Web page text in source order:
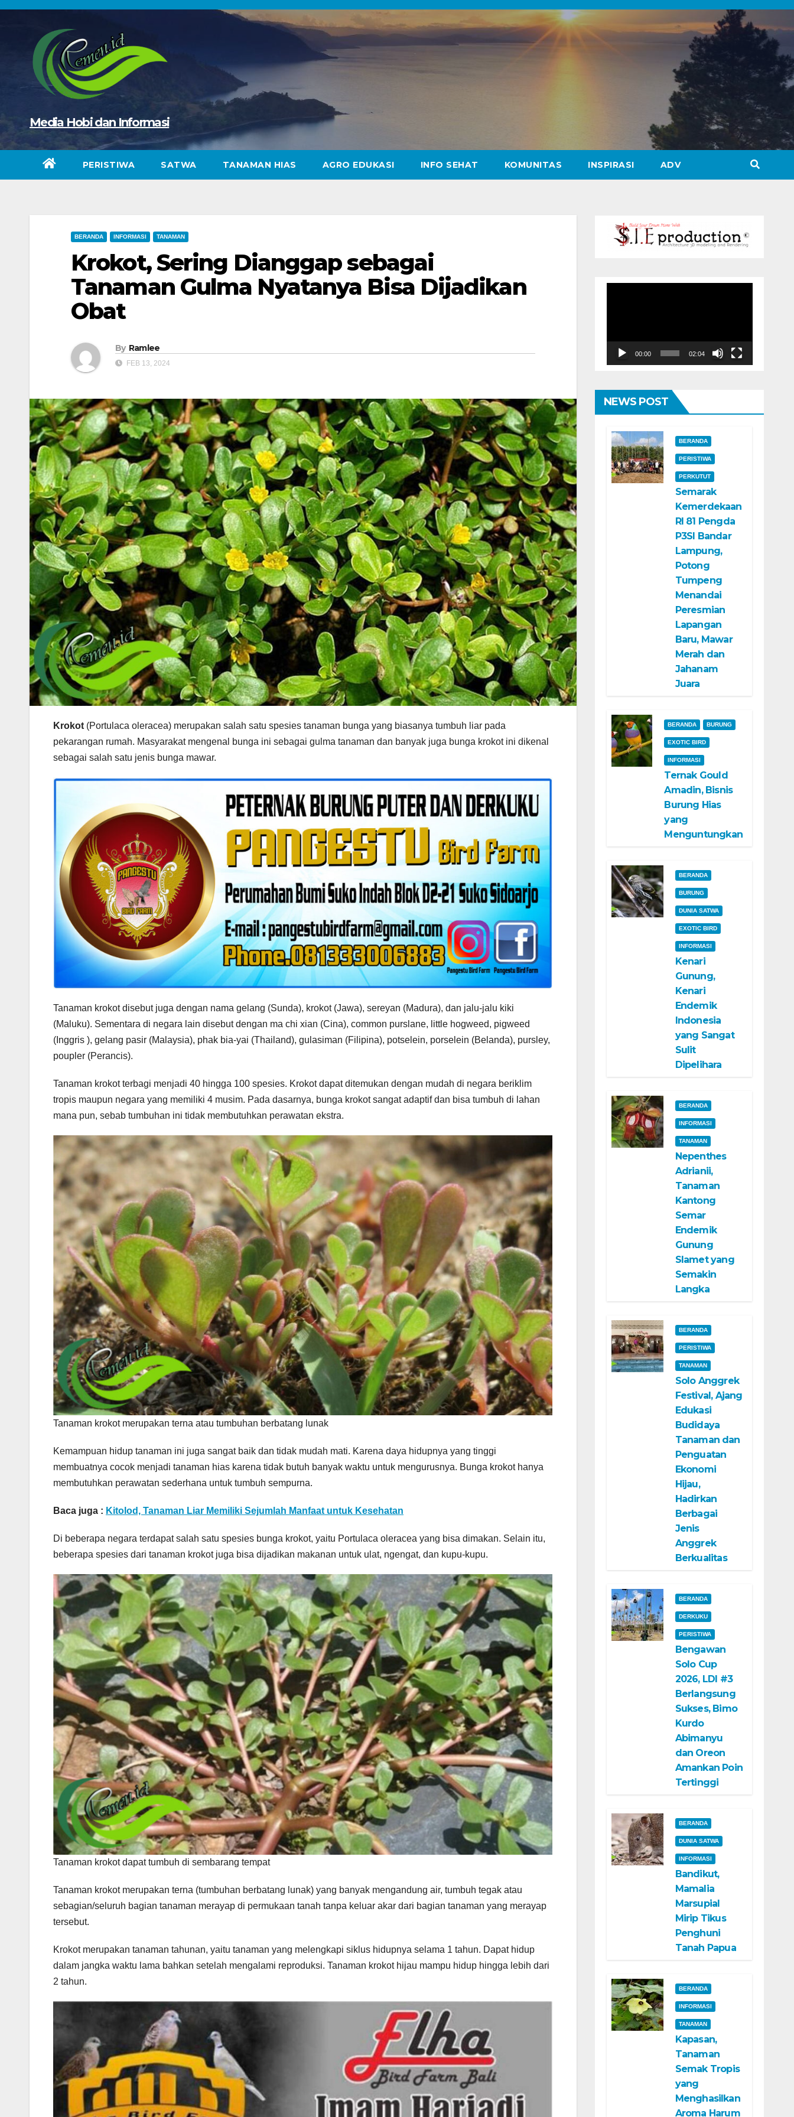
Skip
Media Hobi dan Informasi
PERISTIWA SATWA TANAMAN HIAS AGRO EDUKASI INFO SEHAT KOMUNITAS INSPIRASI ADV
BERANDA INFORMASI TANAMAN
Krokot, Sering Dianggap sebagai
Tanaman Gulma Nyatanya Bisa Dijadikan
Obat
By Ramlee
FEB 13, 2024
Krokot(Portulaca oleracea) merupakan salah satu spesies tanaman bunga yang biasanya tumbuh liar pada
pekarangan rumah. Masyarakat mengenal bunga ini sebagai gulma tanaman dan banyak juga bunga krokot ini dikenal
sebagai salah satu jenis bunga mawar.
Tanaman krokot disebut juga dengan nama gelang (Sunda), krokot (Jawa), sereyan (Madura), dan jalu-jalu kiki
(Maluku). Sementara di negara lain disebut dengan ma chi xian (Cina), common purslane, little hogweed, pigweed
(Inggris ), gelang pasir (Malaysia), phak bia-yai (Thailand), gulasiman (Filipina), potselein, porselein (Belanda), pursley,
poupler (Perancis).
Tanaman krokot terbagi menjadi 40 hingga 100 spesies. Krokot dapat ditemukan dengan mudah di negara beriklim
tropis maupun negara yang memiliki 4 musim. Pada dasarnya, bunga krokot sangat adaptif dan bisa tumbuh di lahan
mana pun, sebab tumbuhan ini tidak membutuhkan perawatan ekstra.
Tanaman krokot merupakan terna atau tumbuhan berbatang lunak
Kemampuan hidup tanaman ini juga sangat baik dan tidak mudah mati. Karena daya hidupnya yang tinggi
membuatnya cocok menjadi tanaman hias karena tidak butuh banyak waktu untuk mengurusnya. Bunga krokot hanya
membutuhkan perawatan sederhana untuk tumbuh sempurna.
Baca juga : Kitolod, Tanaman Liar Memiliki Sejumlah Manfaat untuk Kesehatan
Di beberapa negara terdapat salah satu spesies bunga krokot, yaitu Portulaca oleracea yang bisa dimakan. Selain itu,
beberapa spesies dari tanaman krokot juga bisa dijadikan makanan untuk ulat, ngengat, dan kupu-kupu.
Tanaman krokot dapat tumbuh di sembarang tempat
Tanaman krokot merupakan terna (tumbuhan berbatang lunak) yang banyak mengandung air, tumbuh tegak atau
sebagian/seluruh bagian tanaman merayap di permukaan tanah tanpa keluar akar dari bagian tanaman yang merayap
tersebut.
Krokot merupakan tanaman tahunan, yaitu tanaman yang melengkapi siklus hidupnya selama 1 tahun. Dapat hidup
dalam jangka waktu lama bahkan setelah mengalami reproduksi. Tanaman krokot hijau mampu hidup hingga lebih dari
2 tahun.
00:00 02:04
NEWS POST
BERANDA
PERISTIWA
PERKUTUT
Semarak
Kemerdekaan
RI 81 Pengda
P3SI Bandar
Lampung,
Potong
Tumpeng
Menandai
Peresmian
Lapangan
Baru, Mawar
Merah dan
Jahanam
Juara
BERANDA BURUNG
EXOTIC BIRD
INFORMASI
Ternak Gould
Amadin, Bisnis
Burung Hias
yang
Menguntungkan
BERANDA
BURUNG
DUNIA SATWA
EXOTIC BIRD
INFORMASI
Kenari
Gunung,
Kenari
Endemik
Indonesia
yang Sangat
Sulit
Dipelihara
BERANDA
INFORMASI
TANAMAN
Nepenthes
Adrianii,
Tanaman
Kantong
Semar
Endemik
Gunung
Slamet yang
Semakin
Langka
BERANDA
PERISTIWA
TANAMAN
Solo Anggrek
Festival, Ajang
Edukasi
Budidaya
Tanaman dan
Penguatan
Ekonomi
Hijau,
Hadirkan
Berbagai
Jenis
Anggrek
Berkualitas
BERANDA
DERKUKU
PERISTIWA
Bengawan
Solo Cup
2026, LDI #3
Berlangsung
Sukses, Bimo
Kurdo
Abimanyu
dan Oreon
Amankan Poin
Tertinggi
BERANDA
DUNIA SATWA
INFORMASI
Bandikut,
Mamalia
Marsupial
Mirip Tikus
Penghuni
Tanah Papua
BERANDA
INFORMASI
TANAMAN
Kapasan,
Tanaman
Semak Tropis
yang
Menghasilkan
Aroma Harum